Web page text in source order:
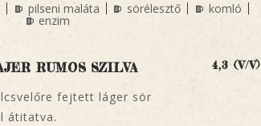
pilseni maláta sörélesztő komló
enzim
RUMOS SZILVA 4,3 (V/V)
fejtett láger sör
átitatva.